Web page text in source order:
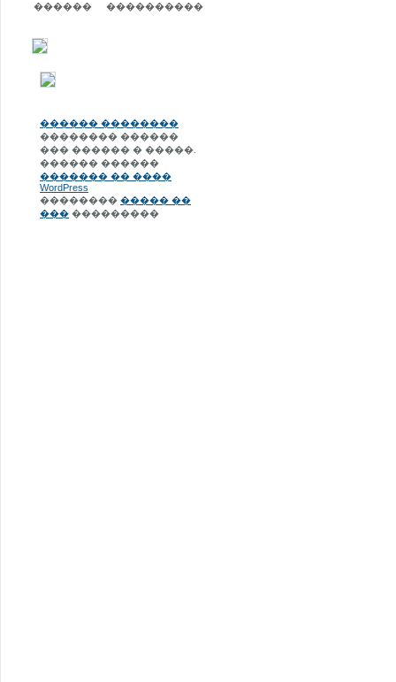
������ ����������
������ ��������
�������� ������
��� ������ � �����.
������ ������
������� �� ����
WordPress
�������� ����� ��
��� ���������